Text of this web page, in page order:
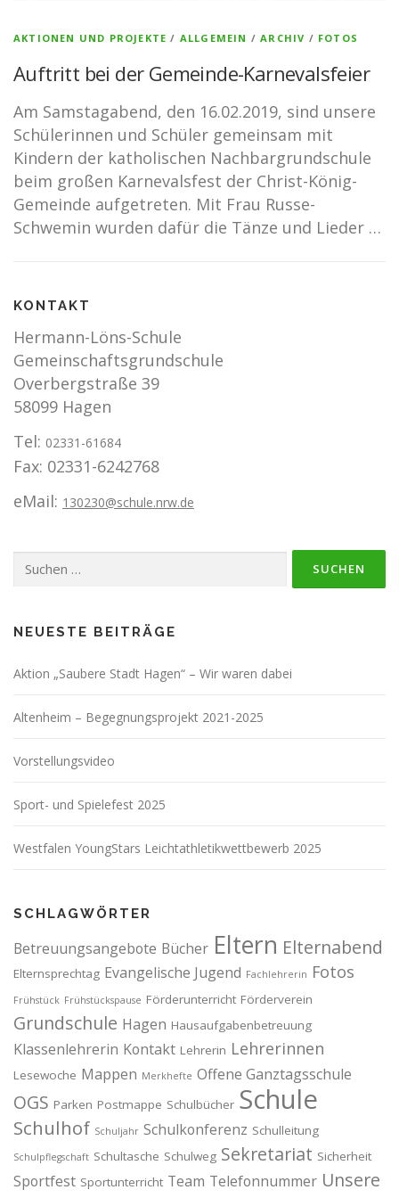
AKTIONEN UND PROJEKTE / ALLGEMEIN /ARCHIV / FOTOS
Auftritt bei der Gemeinde-Karnevalsfeier
Am Samstagabend, den 16.02.2019, sind unsere
Schülerinnen und Schüler gemeinsam mit
Kindern der katholischen Nachbargrundschule
beim großen Karnevalsfest der Christ-König-
Gemeinde aufgetreten. Mit Frau Russe-
Schwemin wurden dafür die Tänze und Lieder …
KONTAKT
Hermann-Löns-Schule
Gemeinschaftsgrundschule
Overbergstraße 39
58099 Hagen
Tel: 02331-61684
Fax: 02331-6242768
eMail: 130230@schule.nrw.de
Suchen
NEUESTE BEITRÄGE
Aktion „Saubere Stadt Hagen“ – Wir waren dabei
Altenheim – Begegnungsprojekt 2021-2025
Vorstellungsvideo
Sport- und Spielefest 2025
Westfalen YoungStars Leichtathletikwettbewerb 2025
SCHLAGWÖRTER
Betreuungsangebote Bücher Eltern Elternabend
Elternsprechtag Evangelische Jugend Fachlehrerin Fotos
Frühstück Frühstückspause Förderunterricht Förderverein
Grundschule Hagen Hausaufgabenbetreuung
Klassenlehrerin Kontakt Lehrerin Lehrerinnen
Lesewoche Mappen Merkhefte Offene Ganztagsschule
OGS Parken Postmappe Schulbücher Schule
Schulhof Schuljahr Schulkonferenz Schulleitung
Schulpflegschaft Schultasche Schulweg Sekretariat Sicherheit
Sportfest Sportunterricht Team Telefonnummer Unsere